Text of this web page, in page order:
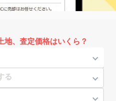
地、査定価格はいくら？